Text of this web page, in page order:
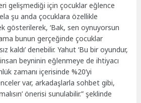
gelişmediği için çocuklar eğlence
şu anda çocuklara özellikle
gösterilerek, ‘Bak, sen oynuyorsun
bunun gerçeğinde çocuklar
kaldı’ denebilir. Yahut ‘Bu bir oyundur,
beyninin eğlenmeye de ihtiyacı
zamanı içerisinde %20’yi
var, arkadaşlarla sohbet gibi,
önerisi sunulabilir.” şeklinde